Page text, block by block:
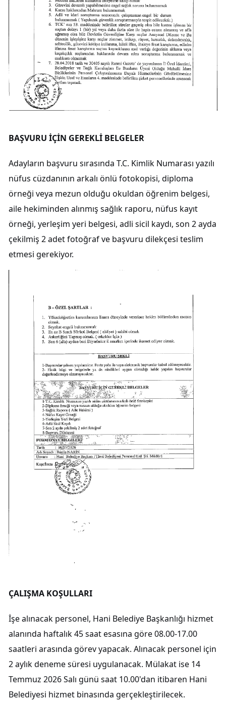
BAŞVURU İÇİN GEREKLİ BELGELER
Adayların başvuru sırasında T.C. Kimlik Numarası yazılı
nüfus cüzdanının arkalı önlü fotokopisi, diploma
örneği veya mezun olduğu okuldan öğrenim belgesi,
aile hekiminden alınmış sağlık raporu, nüfus kayıt
örneği, yerleşim yeri belgesi, adli sicil kaydı, son 2 ayda
çekilmiş 2 adet fotoğraf ve başvuru dilekçesi teslim
etmesi gerekiyor.
ÇALIŞMA KOŞULLARI
İşe alınacak personel, Hani Belediye Başkanlığı hizmet
alanında haftalık 45 saat esasına göre 08.00-17.00
saatleri arasında görev yapacak. Alınacak personel için
2 aylık deneme süresi uygulanacak. Mülakat ise 14
Temmuz 2026 Salı günü saat 10.00'dan itibaren Hani
Belediyesi hizmet binasında gerçekleştirilecek.